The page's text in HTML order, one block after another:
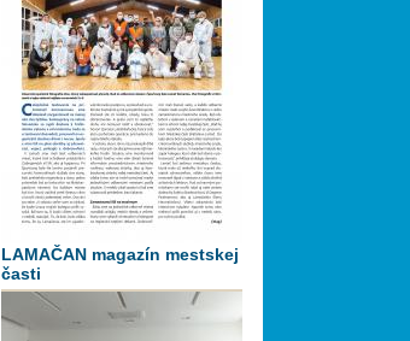
LAMAČAN magazín mestskej
časti